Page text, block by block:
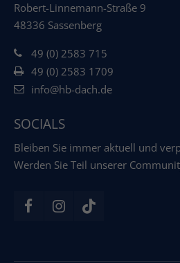
Robert-Linnemann-Straße 9
48336 Sassenberg
49 (0) 2583 715
49 (0) 2583 1709
info@hb-dach.de
SOCIALS
Bleiben Sie immer aktuell und
Werden Sie Teil unserer